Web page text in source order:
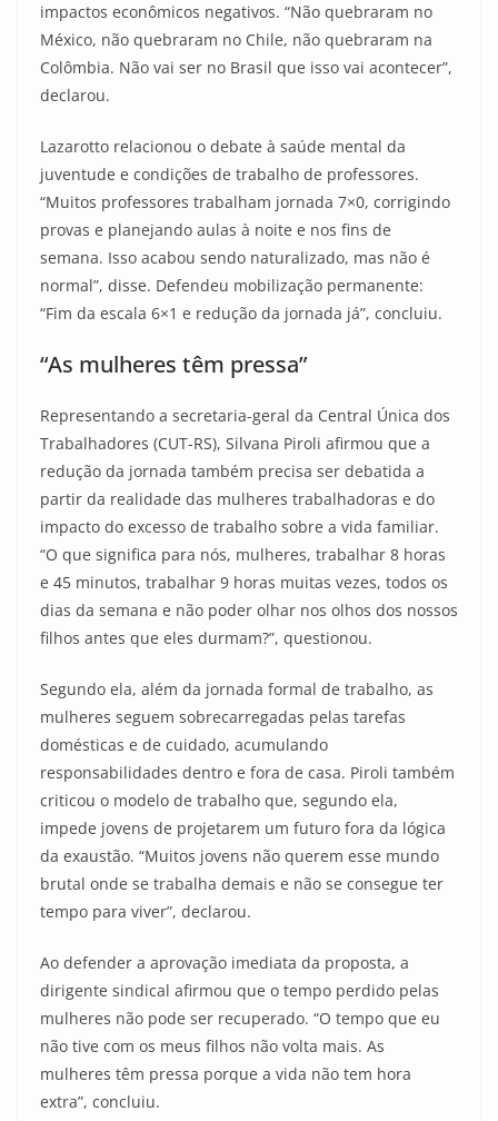
impactos econômicos negativos. “Não quebraram no
México, não quebraram no Chile, não quebraram na
Colômbia. Não vai ser no Brasil que isso vai acontecer”,
declarou.
Lazarotto relacionou o debate à saúde mental da
juventude e condições de trabalho de professores.
“Muitos professores trabalham jornada 7×0, corrigindo
provas e planejando aulas à noite e nos fins de
semana. Isso acabou sendo naturalizado, mas não é
normal”, disse. Defendeu mobilização permanente:
“Fim da escala 6×1 e redução da jornada já”, concluiu.
“As mulheres têm pressa”
Representando a secretaria-geral da Central Única dos
Trabalhadores (CUT-RS), Silvana Piroli afirmou que a
redução da jornada também precisa ser debatida a
partir da realidade das mulheres trabalhadoras e do
impacto do excesso de trabalho sobre a vida familiar.
“O que significa para nós, mulheres, trabalhar 8 horas
e 45 minutos, trabalhar 9 horas muitas vezes, todos os
dias da semana e não poder olhar nos olhos dos nossos
filhos antes que eles durmam?”, questionou.
Segundo ela, além da jornada formal de trabalho, as
mulheres seguem sobrecarregadas pelas tarefas
domésticas e de cuidado, acumulando
responsabilidades dentro e fora de casa. Piroli também
criticou o modelo de trabalho que, segundo ela,
impede jovens de projetarem um futuro fora da lógica
da exaustão. “Muitos jovens não querem esse mundo
brutal onde se trabalha demais e não se consegue ter
tempo para viver”, declarou.
Ao defender a aprovação imediata da proposta, a
dirigente sindical afirmou que o tempo perdido pelas
mulheres não pode ser recuperado. “O tempo que eu
não tive com os meus filhos não volta mais. As
mulheres têm pressa porque a vida não tem hora
extra”, concluiu.